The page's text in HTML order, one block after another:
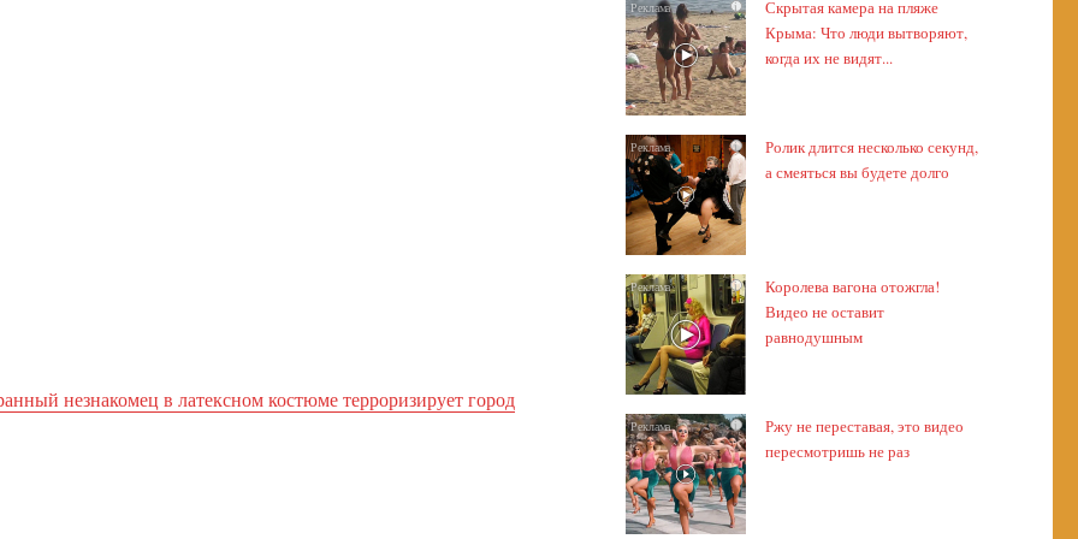
незнакомец в латексном костюме терроризирует город
i
Скрытая камера на пляже
Крыма: Что люди вытворяют,
когда их не видят...
i
Ролик длится несколько секунд,
а смеяться вы будете долго
i
Королева вагона отожгла!
Видео не оставит
равнодушным
i
Ржу не переставая, это видео
пересмотришь не раз